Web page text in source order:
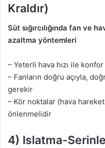
Kraldır)
Süt sığırcılığında fan ve
azaltma yöntemleri
– Yeterli hava hızı ile
– Fanların doğru açıyla,
gerekir
– Kör noktalar (hava
önlenmelidir
4) Islatma-